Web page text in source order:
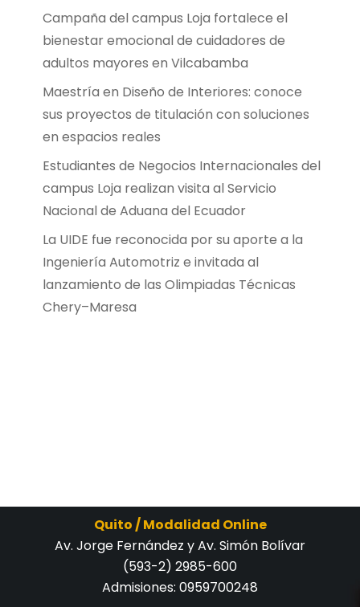
Campaña del campus Loja fortalece el
bienestar emocional de cuidadores de
adultos mayores en Vilcabamba
Maestría en Diseño de Interiores: conoce
sus proyectos de titulación con soluciones
en espacios reales
Estudiantes de Negocios Internacionales del
campus Loja realizan visita al Servicio
Nacional de Aduana del Ecuador
La UIDE fue reconocida por su aporte a la
Ingeniería Automotriz e invitada al
lanzamiento de las Olimpiadas Técnicas
Chery–Maresa
Quito / Modalidad Online
Av. Jorge Fernández y Av. Simón Bolívar
(593-2) 2985-600
Admisiones: 0959700248